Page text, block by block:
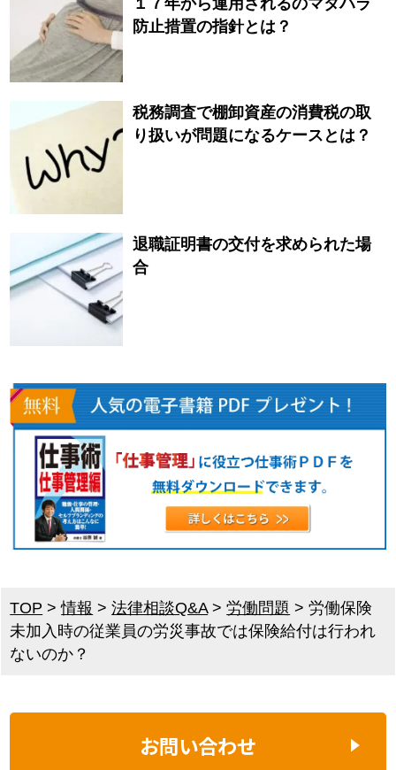
１７年から運用されるのマタハラ
防止措置の指針とは？
税務調査で棚卸資産の消費税の取
り扱いが問題になるケースとは？
退職証明書の交付を求められた場
合
TOP >情報 >法律相談Q&A>労働問題 >労働保険
未加入時の従業員の労災事故では保険給付は行われ
ないのか？
お問い合わせ